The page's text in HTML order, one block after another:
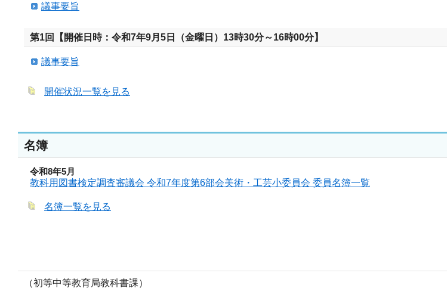
議事要旨
第1回【開催日時：令和7年9月5日（金曜日）13時30分～16時00分】
議事要旨
開催状況一覧を見る
名簿
令和8年5月
教科用図書検定調査審議会 令和7年度第6部会美術・工芸小委員会 委員名簿一覧
名簿一覧を見る
（初等中等教育局教科書課）